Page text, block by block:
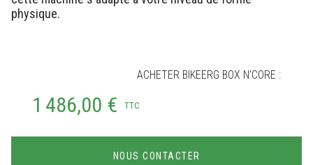
physique.
ACHETER BIKEERG BOX N'CORE :
1 486,00 € TTC
NOUS CONTACTER